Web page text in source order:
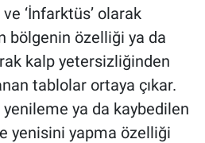
‘İnfarktüs’ olarak
bölgenin özelliği ya da
kalp yetersizliğinden
tablolar ortaya çıkar.
yenileme ya da kaybedilen
yenisini yapma özelliği